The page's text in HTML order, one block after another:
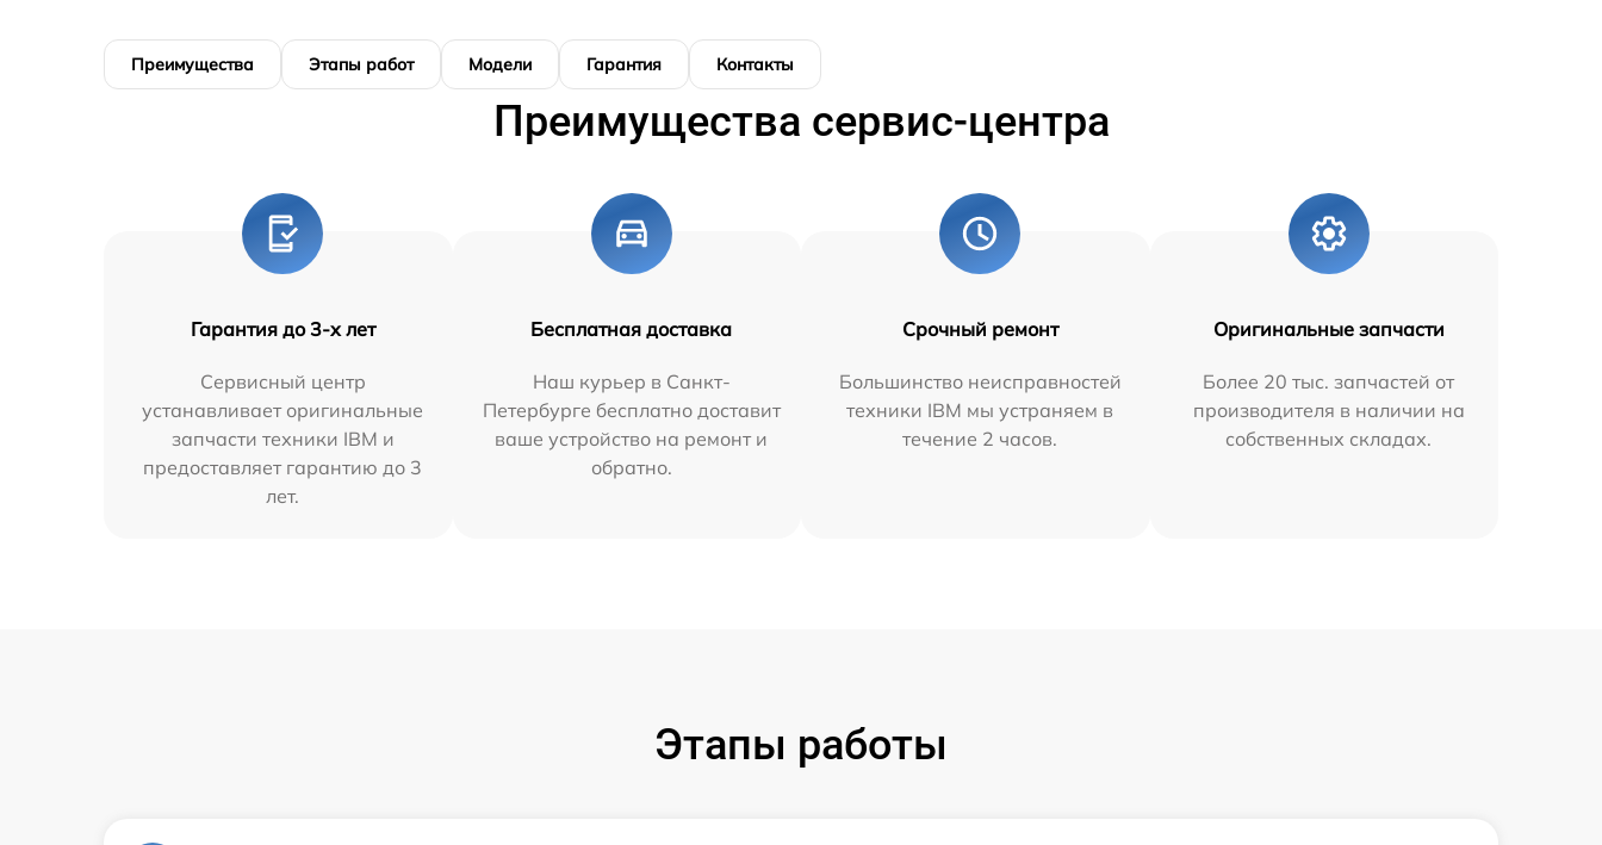
Преимущества Этапы работ Модели Гарантия Контакты
Преимущества сервис-центра
Гарантия до 3-х лет
Сервисный центр
устанавливает оригинальные
запчасти техники IBM и
предоставляет гарантию до 3
лет.
Бесплатная доставка
Наш курьер в Санкт-
Петербурге бесплатно доставит
ваше устройство на ремонт и
обратно.
Срочный ремонт
Большинство неисправностей
техники IBM мы устраняем в
течение 2 часов.
Оригинальные запчасти
Более 20 тыс. запчастей от
производителя в наличии на
собственных складах.
Этапы работы